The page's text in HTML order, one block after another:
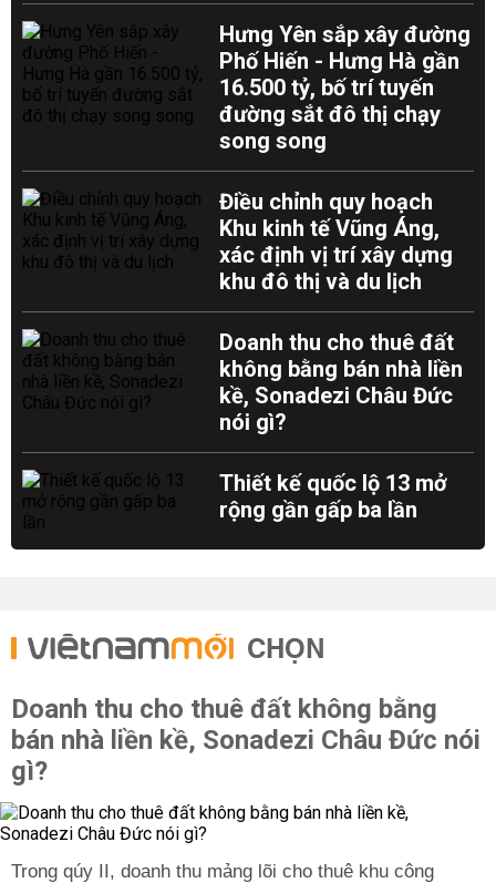
Hưng Yên sắp xây đường
Phố Hiến - Hưng Hà gần
16.500 tỷ, bố trí tuyến
đường sắt đô thị chạy
song song
Điều chỉnh quy hoạch
Khu kinh tế Vũng Áng,
xác định vị trí xây dựng
khu đô thị và du lịch
Doanh thu cho thuê đất
không bằng bán nhà liền
kề, Sonadezi Châu Đức
nói gì?
Thiết kế quốc lộ 13 mở
rộng gần gấp ba lần
CHỌN
Doanh thu cho thuê đất không bằng
bán nhà liền kề, Sonadezi Châu Đức nói
gì?
Trong qúy II, doanh thu mảng lõi cho thuê khu công